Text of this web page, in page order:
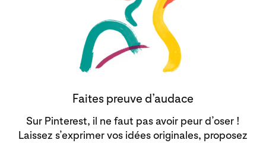
Faites preuve d’audace
Sur Pinterest, il ne faut pas avoir peur d’oser !
Laissez s’exprimer vos idées originales, proposez